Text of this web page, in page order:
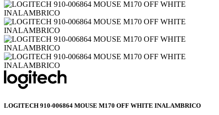
LOGITECH 910-006864 MOUSE M170 OFF WHITE INALAMBRICO